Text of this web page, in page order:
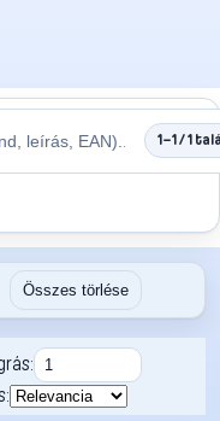
1–1 / 1
Összes törlése